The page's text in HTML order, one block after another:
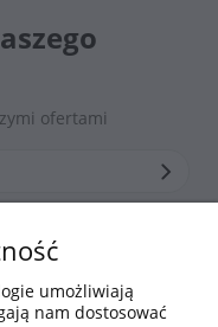
ofertami
umożliwiają
nam dostosować